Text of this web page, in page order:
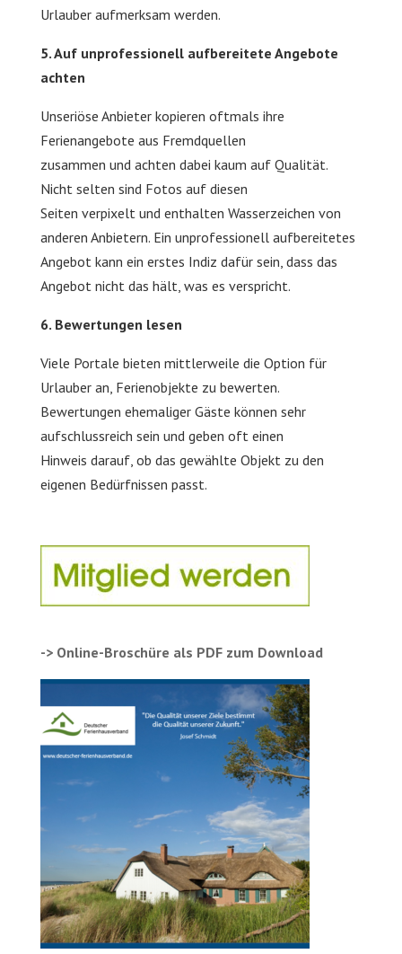
Urlauber aufmerksam werden.
5. Auf unprofessionell aufbereitete Angebote
achten
Unseriöse Anbieter kopieren oftmals ihre
Ferienangebote aus Fremdquellen
zusammen und achten dabei kaum auf Qualität.
Nicht selten sind Fotos auf diesen
Seiten verpixelt und enthalten Wasserzeichen von
anderen Anbietern. Ein unprofessionell aufbereitetes
Angebot kann ein erstes Indiz dafür sein, dass das
Angebot nicht das hält, was es verspricht.
6. Bewertungen lesen
Viele Portale bieten mittlerweile die Option für
Urlauber an, Ferienobjekte zu bewerten.
Bewertungen ehemaliger Gäste können sehr
aufschlussreich sein und geben oft einen
Hinweis darauf, ob das gewählte Objekt zu den
eigenen Bedürfnissen passt.
-> Online-Broschüre als PDF zum Download